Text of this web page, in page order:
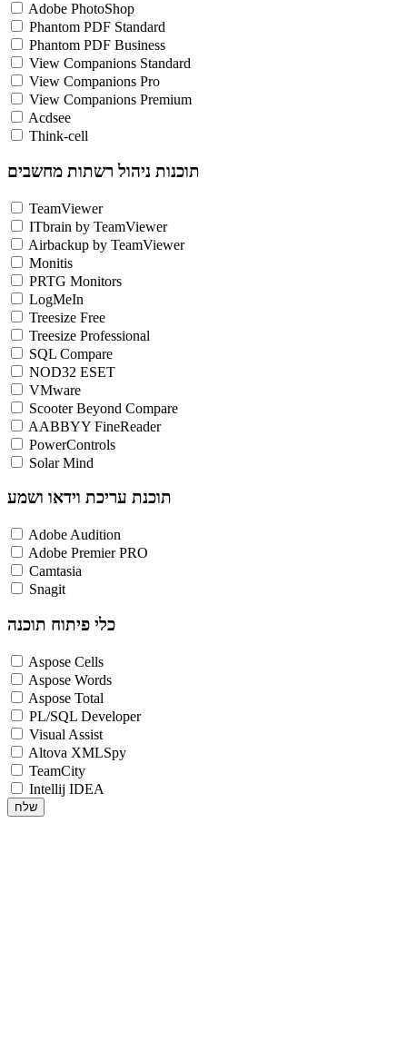
Adobe PhotoShop
Phantom PDF Standard
Phantom PDF Business
View Companions Standard
View Companions Pro
View Companions Premium
Acdsee
Think-cell
תוכנות ניהול רשתות מחשבים
TeamViewer
ITbrain by TeamViewer
Airbackup by TeamViewer
Monitis
PRTG Monitors
LogMeIn
Treesize Free
Treesize Professional
SQL Compare
NOD32 ESET
VMware
Scooter Beyond Compare
AABBYY FineReader
PowerControls
Solar Mind
תוכנת עריכת וידאו ושמע
Adobe Audition
Adobe Premier PRO
Camtasia
Snagit
כלי פיתוח תוכנה
Aspose Cells
Aspose Words
Aspose Total
PL/SQL Developer
Visual Assist
Altova XMLSpy
TeamCity
Intellij IDEA